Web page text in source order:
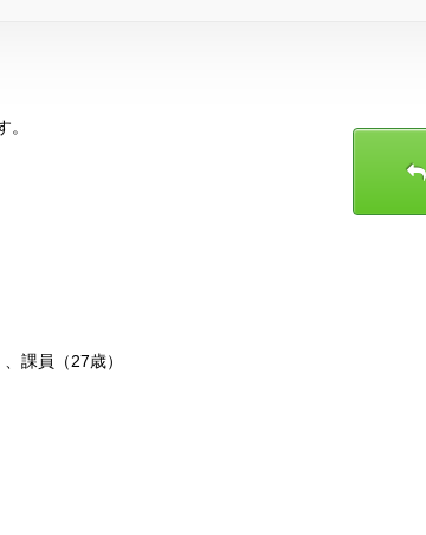
課員（27歳）